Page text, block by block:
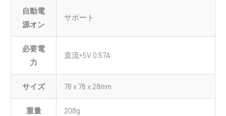
自動電
源オン
サポート
必要電
力
直流+5V 0.57A
サイズ 78 x 78 x 28mm
重量 208g